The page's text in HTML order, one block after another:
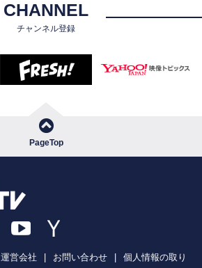
CHANNEL
チャンネル登録
PageTop
運営会社 お問い合わせ
個人情報の取り